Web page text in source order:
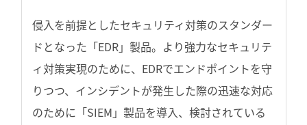
侵入を前提としたセキュリティ対策のスタンダー
ドとなった「EDR」製品。より強力なセキュリテ
ィ対策実現のために、EDRでエンドポイントを守
りつつ、インシデントが発生した際の迅速な対応
のために「SIEM」製品を導入、検討されている